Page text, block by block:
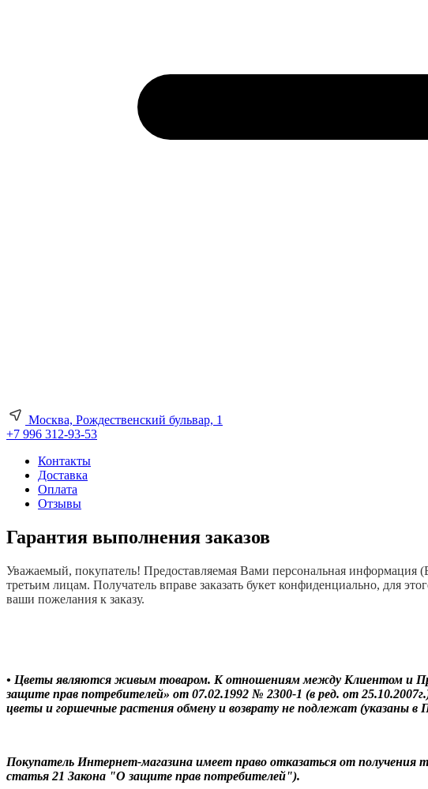
Москва, Рождественский бульвар, 1
+7 996 312-93-53
Контакты
Доставка
Оплата
Отзывы
Гарантия выполнения заказов
Уважаемый, покупатель! Предоставляемая Вами персональная информация
третьим лицам. Получатель вправе заказать букет конфиденциально, для
ваши пожелания к заказу.
• Цветы являются живым товаром. К отношениям между Клиентом и
защите прав потребителей» от 07.02.1992 № 2300-1 (в ред. от
цветы и горшечные растения обмену и возврату не подлежат (указаны в
Покупатель Интернет-магазина имеет право отказаться от получения
статья 21 Закона "О защите прав потребителей").